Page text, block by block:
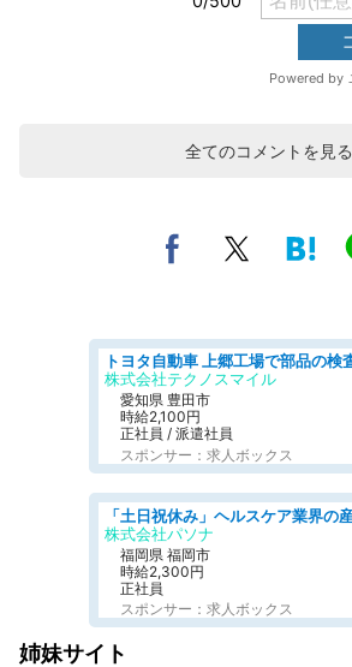
全てのコメントを見る
株式会社テクノスマイル
愛知県 豊田市
時給2,100円
正社員 / 派遣社員
スポンサー：求人ボックス
株式会社パソナ
福岡県 福岡市
時給2,300円
正社員
スポンサー：求人ボックス
姉妹サイト